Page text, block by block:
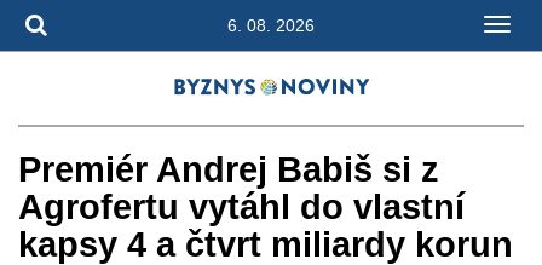
6. 08. 2026
Premiér Andrej Babiš si z
Agrofertu vytáhl do vlastní
kapsy 4 a čtvrt miliardy korun